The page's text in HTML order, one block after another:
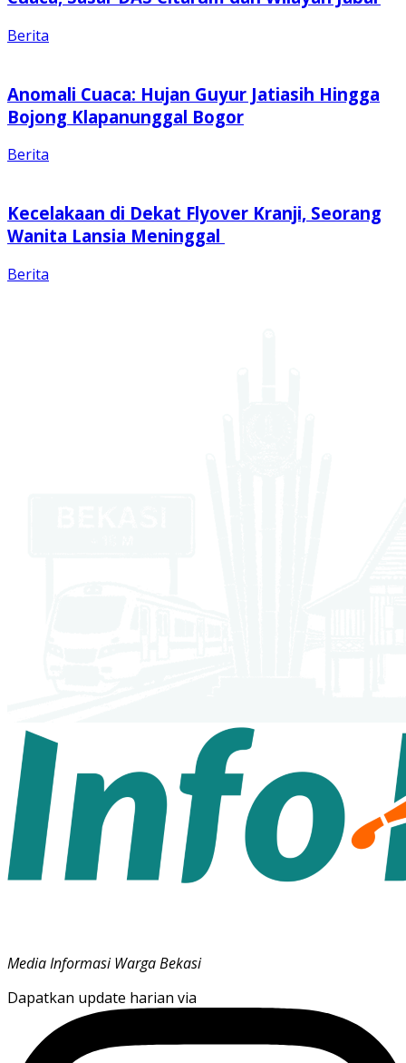
Berita
Anomali Cuaca: Hujan Guyur Jatiasih Hingga
Bojong Klapanunggal Bogor
Berita
Kecelakaan di Dekat Flyover Kranji, Seorang
Wanita Lansia Meninggal
Berita
Media Informasi Warga Bekasi
Dapatkan update harian via